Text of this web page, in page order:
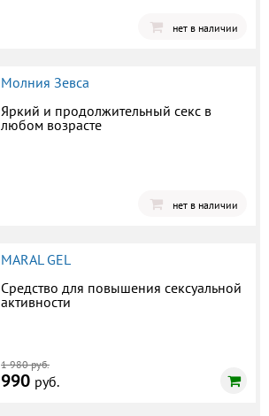
нет в наличии
Молния Зевса
Яркий и продолжительный секс в
любом возрасте
нет в наличии
MARAL GEL
Средство для повышения сексуальной
активности
1 980 руб.
990 руб.